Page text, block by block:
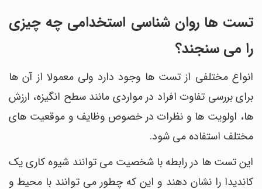
تست ها روان شناسی استخدامی چه چیزی
را می سنجند؟
انواع مختلفی از تست ها وجود دارد ولی معمولا از آن ها
برای بررسی تفاوت افراد در مواردی مانند سطح انگیزه، ارزش
ها، اولویت ها و نظرات در خصوص وظایف و موقعیت های
مختلف استفاده می شود.
این تست ها در رابطه با شخصیت می توانند شیوه کاری یک
کاندیدا را نشان دهند و این که چطور می توانند با محیط و